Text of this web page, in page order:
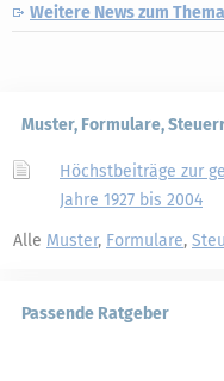
Weitere News zum Thema
Muster, Formulare,
Höchstbeiträge zur
Jahre 1927 bis 2004
Alle Muster, Formulare,
Passende Ratgeber